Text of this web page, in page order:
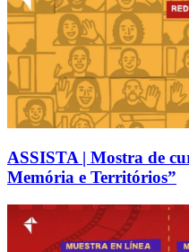
ASSISTA | Mostra de
Memória e Territórios”